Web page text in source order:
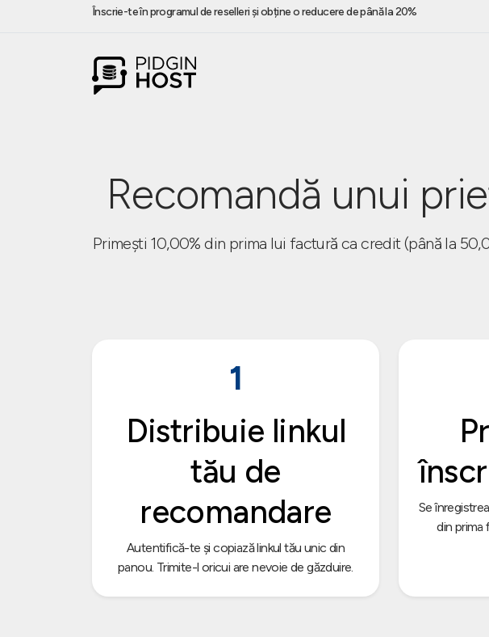
Înscrie-te în programul de reselleri și obține o reducere de până la 20%
Recomandă unui
Primești 10,00% din prima lui factură ca credit (până la
1
Distribuie linkul
tău de
recomandare
Autentifică-te și copiază linkul tău unic din
panou. Trimite-l oricui are nevoie de găzduire.
Se
din prima